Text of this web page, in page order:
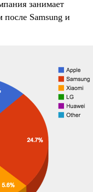
занимает
после Samsung и